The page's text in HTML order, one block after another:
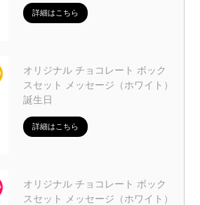
詳細はこちら
オリジナル チョコレート ボック
スセット メッセージ（ホワイト）
誕生日
詳細はこちら
オリジナル チョコレート ボック
スセット メッセージ（ホワイト）